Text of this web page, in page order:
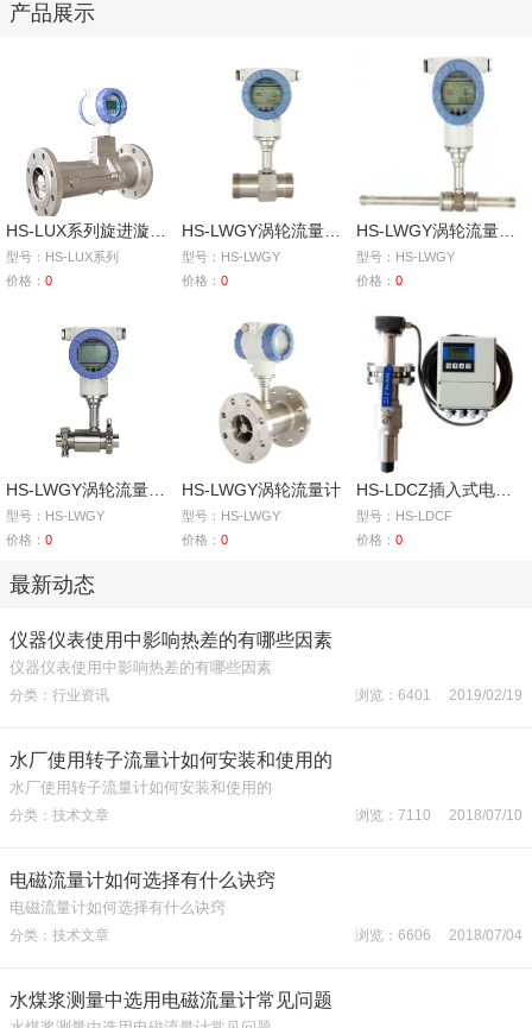
产品展示
型号：HS-LUX系列
价格： 0
HS-LWGY涡轮流量计（螺纹连接）
型号：HS-LWGY
价格： 0
型号：HS-LWGY
价格：0
型号：HS-LWGY
价格： 0
HS-LWGY涡轮流量计
型号：HS-LWGY
价格： 0
型号：HS-LDCF
价格：0
最新动态
仪器仪表使用中影响热差的有哪些因素
仪器仪表使用中影响热差的有哪些因素
分类：行业资讯 浏览：6401 2019/02/19
水厂使用转子流量计如何安装和使用的
水厂使用转子流量计如何安装和使用的
分类：技术文章 浏览：7110 2018/07/10
电磁流量计如何选择有什么诀窍
电磁流量计如何选择有什么诀窍
分类：技术文章 浏览：6606 2018/07/04
水煤浆测量中选用电磁流量计常见问题